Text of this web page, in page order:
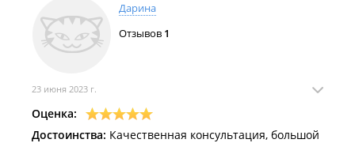
Дарина
Отзывов 1
23 июня 2023 г.
Оценка:
Достоинства: Качественная консультация, большой